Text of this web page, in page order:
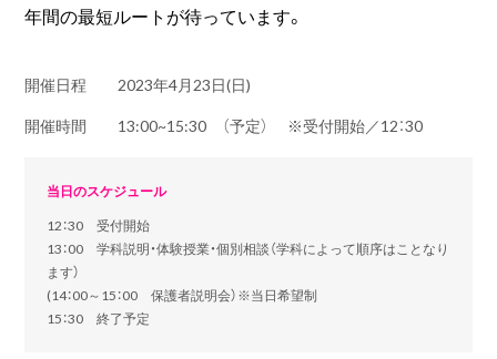
年間の最短ルートが待っています。
開催日程
2023年4月23日(日)
開催時間
13:00~15:30 （予定） ※受付開始／12：30
当日のスケジュール
12：30 受付開始
13：00 学科説明・体験授業・個別相談（学科によって順序はことなり
ます）
(14：00～15：00 保護者説明会）※当日希望制
15：30 終了予定